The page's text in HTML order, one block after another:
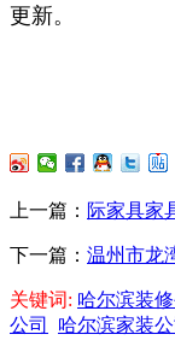
更新。
上一篇： 际家具家
下一篇： 温州市龙
关键词: 哈尔滨装
公司
哈尔滨家装公